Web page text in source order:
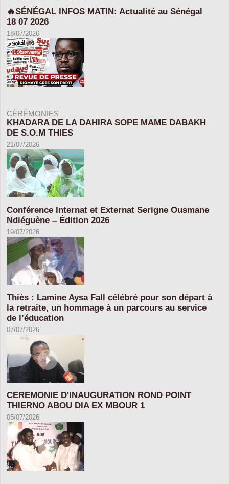
🔥SÉNÉGAL INFOS MATIN: Actualité au Sénégal
18 07 2026
18/07/2026
CÉRÉMONIES
KHADARA DE LA DAHIRA SOPE MAME DABAKH
DE S.O.M THIES
21/07/2026
Conférence Internat et Externat Serigne Ousmane
Ndiéguène – Édition 2026
19/07/2026
Thiès : Lamine Aysa Fall célébré pour son départ à
la retraite, un hommage à un parcours au service
de l’éducation
07/07/2026
CEREMONIE D'INAUGURATION ROND POINT
THIERNO ABOU DIA EX MBOUR 1
05/07/2026